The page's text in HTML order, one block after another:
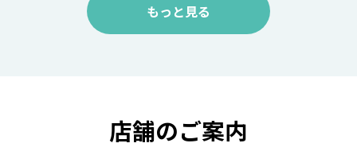
もっと見る
店舗のご案内